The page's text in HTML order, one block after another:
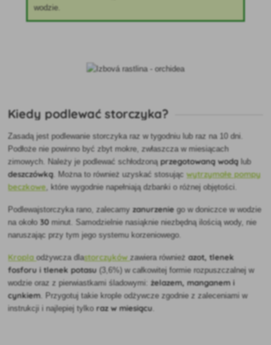
wodzie.
Kiedy podlewać storczyka?
Zasadą jestpodlewanie storczyka raz w tygodniu lub raz na 10 dni.
Podłoże nie powinno być zbyt mokre, zwłaszcza w miesiącach
zimowych. Należy je podlewać schłodzonąprzegotowaną wodąlub
deszczówką. Można to również uzyskać stosującwytrzymałe pompy
beczkowe, które wygodnie napełniają dzbanki o różnej objętości.
Podlewajstorczykarano, zalecamyzanurzenie go w doniczce w wodzie
na około 30minut. Samodzielnie nasiąknie niezbędną ilością wody, nie
naruszając przy tym jego systemu korzeniowego.
Kroplaodżywczadlastorczykówzawiera równieżazot, tlenek
fosforu i tlenek potasu (3,6%) w całkowitej formie rozpuszczalnej w
wodzie oraz z pierwiastkami śladowymi:żelazem, manganem i
cynkiem. Przygotuj takie krople odżywcze zgodnie z zaleceniami w
instrukcji i najlepiej tylkoraz w miesiącu